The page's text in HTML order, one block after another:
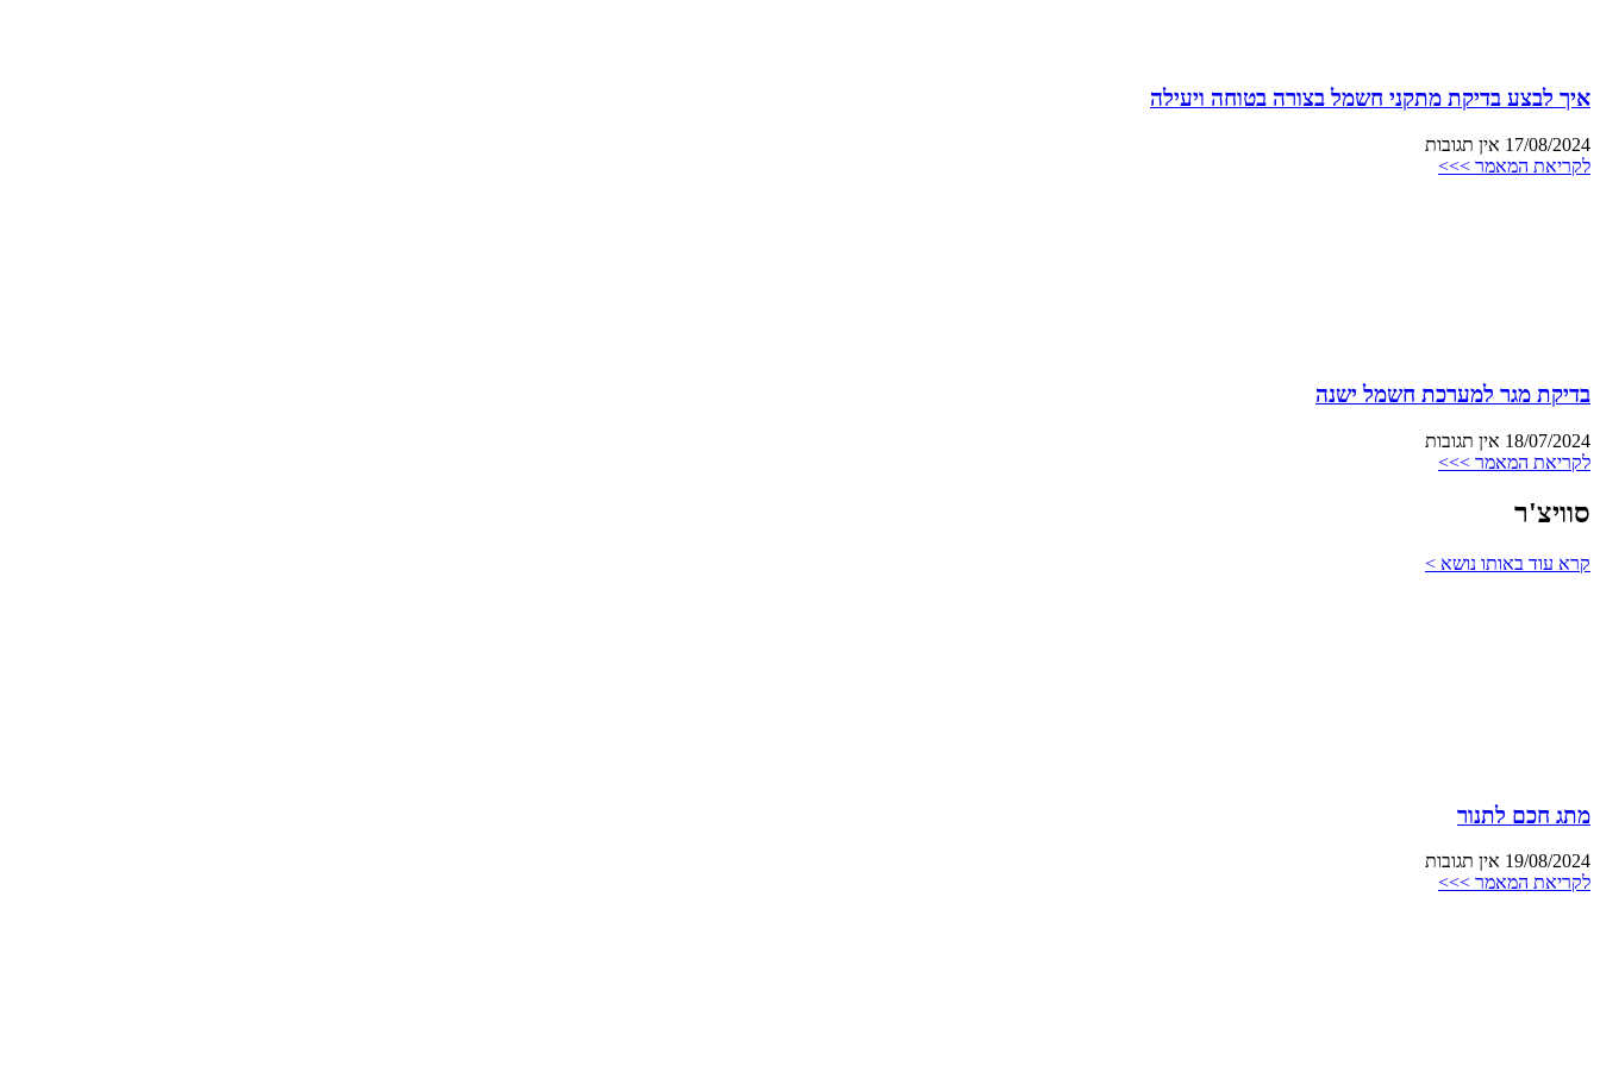
איך לבצע בדיקת מתקני חשמל בצורה בטוחה ויעילה
17/08/2024 אין תגובות
לקריאת המאמר >>>
בדיקת מגר למערכת חשמל ישנה
18/07/2024 אין תגובות
לקריאת המאמר >>>
סוויצ'ר
קרא עוד באותו נושא >
מתג חכם לתנור
19/08/2024 אין תגובות
לקריאת המאמר >>>